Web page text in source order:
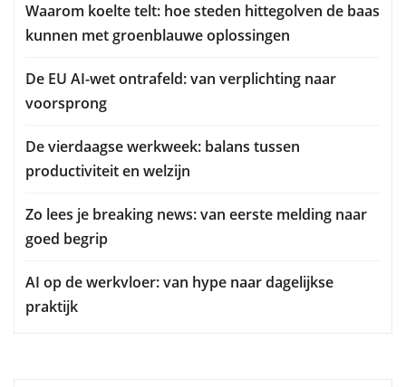
Waarom koelte telt: hoe steden hittegolven de baas
kunnen met groenblauwe oplossingen
De EU AI-wet ontrafeld: van verplichting naar
voorsprong
De vierdaagse werkweek: balans tussen
productiviteit en welzijn
Zo lees je breaking news: van eerste melding naar
goed begrip
AI op de werkvloer: van hype naar dagelijkse
praktijk